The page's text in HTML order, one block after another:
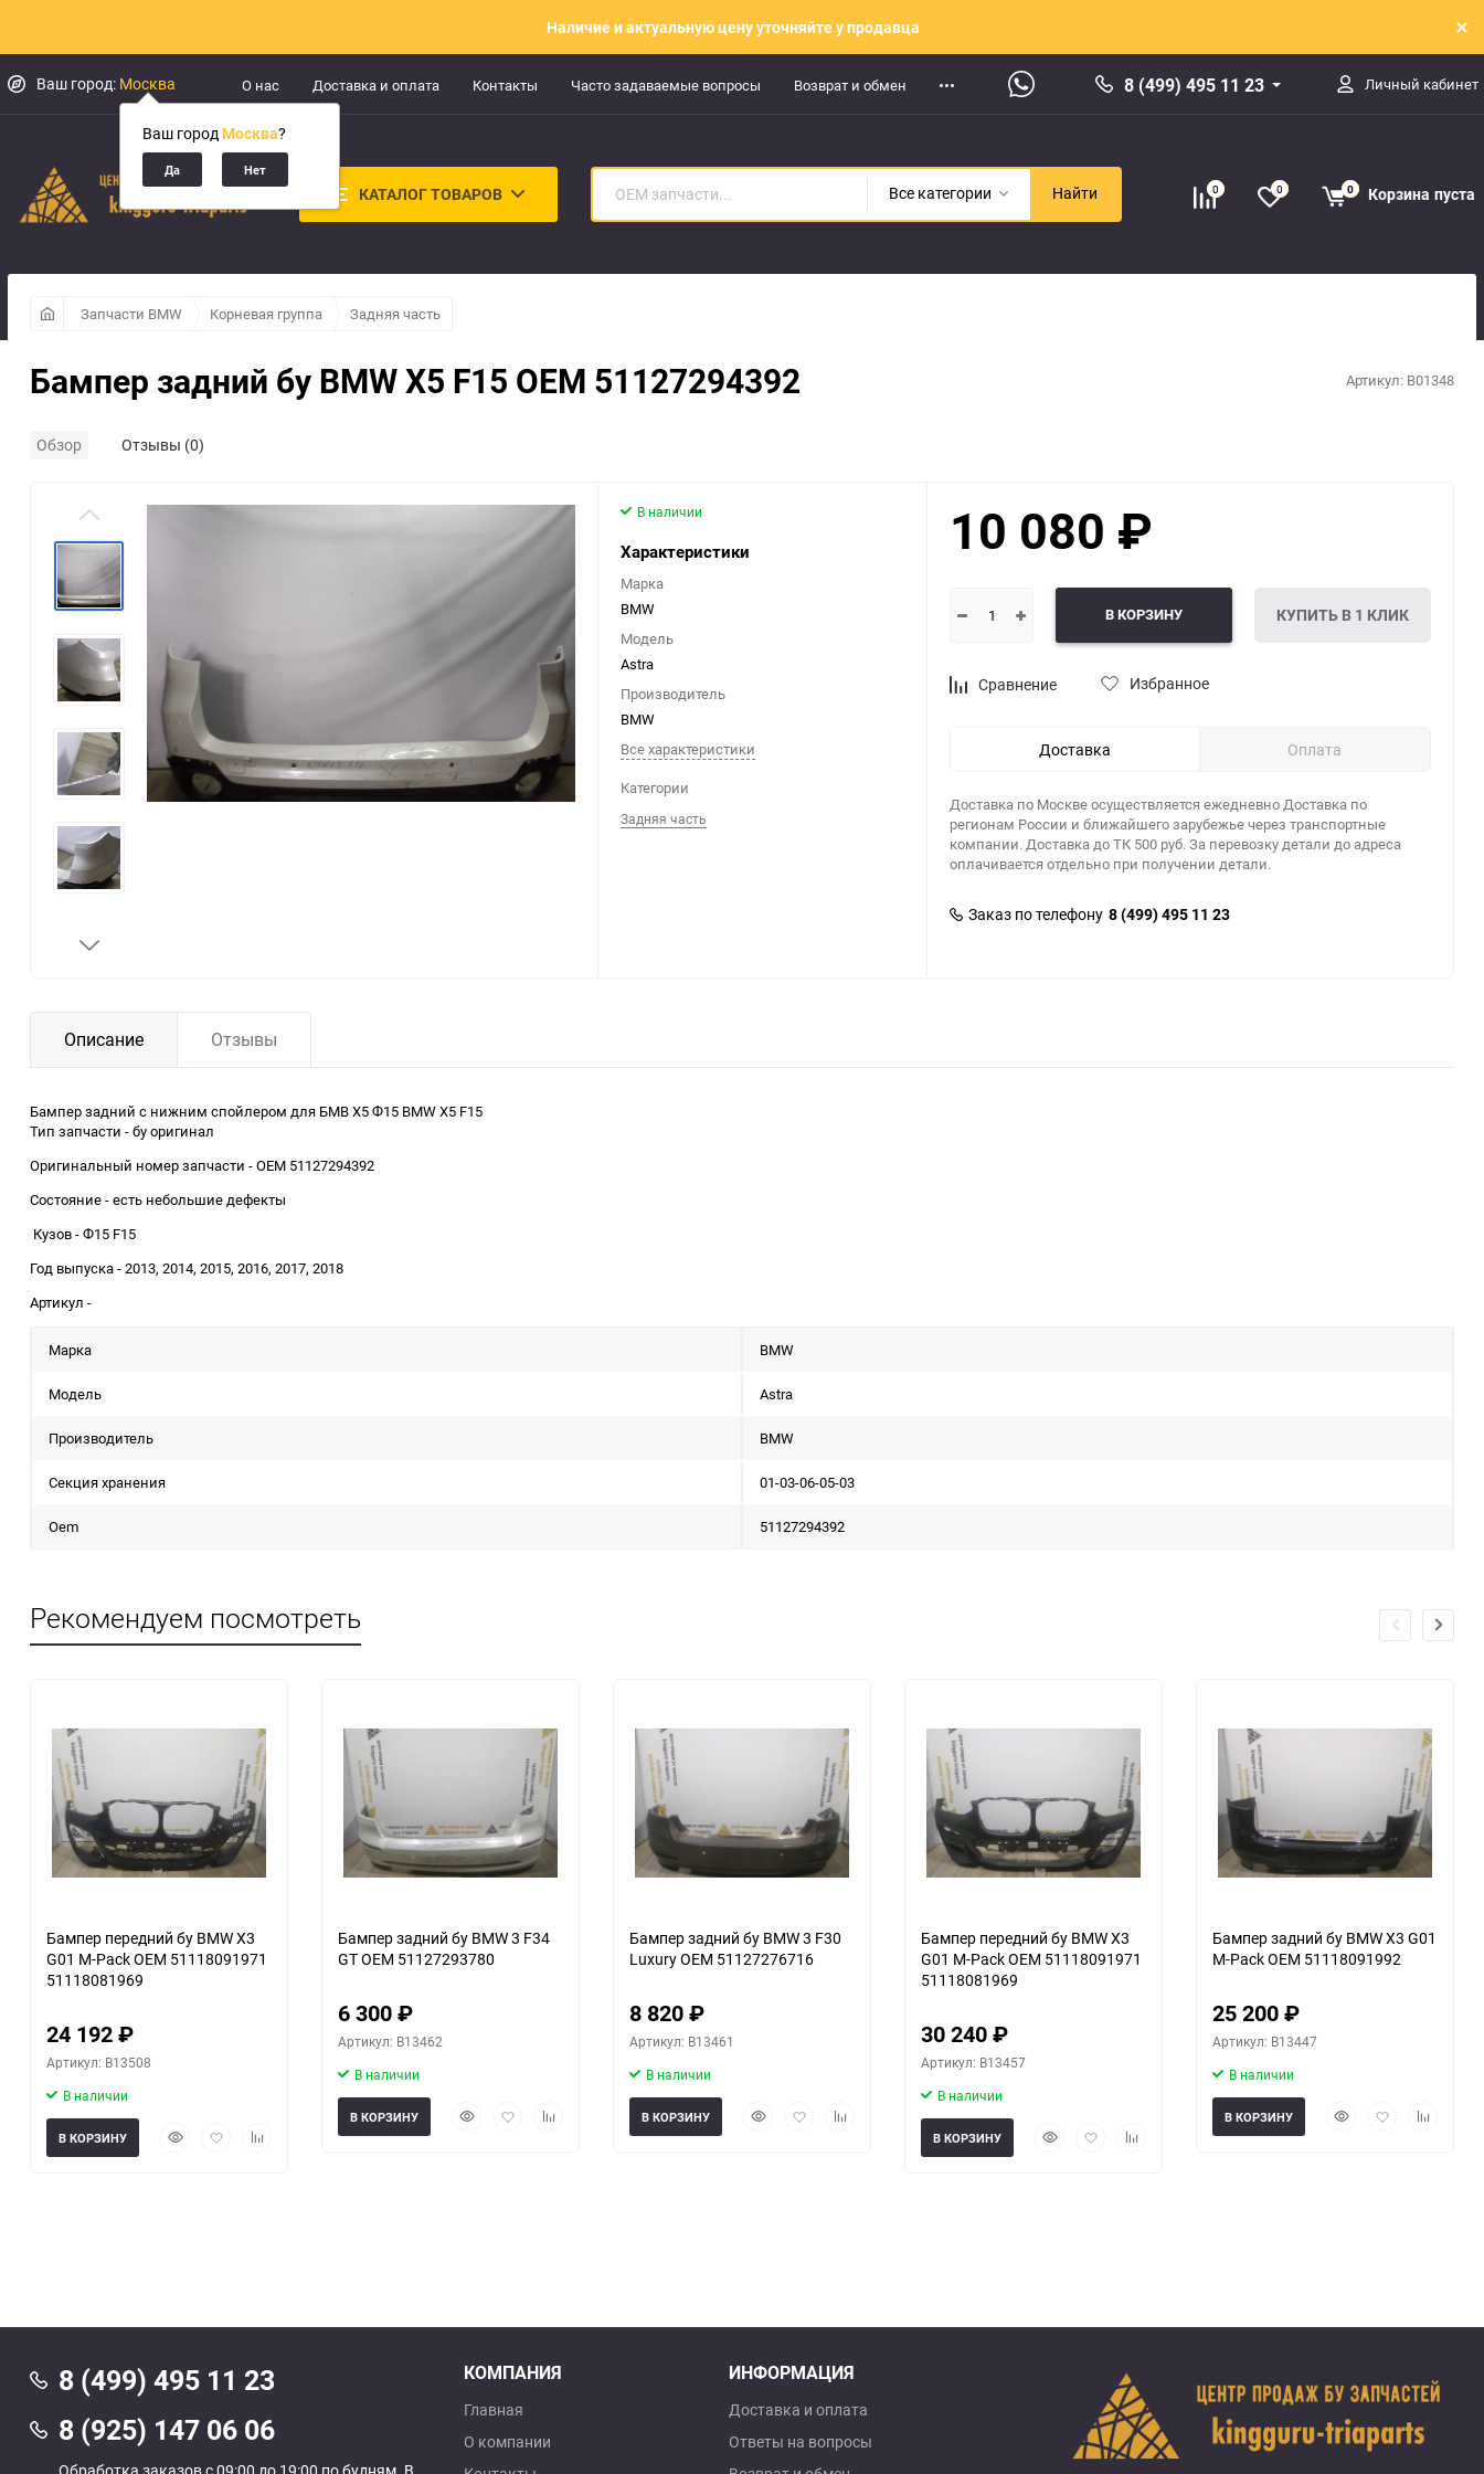
Наличие и актуальную цену уточняйте у продавца
Ваш город: Москва
Ваш город Москва?
О нас Доставка и оплата Контакты Часто задаваемые вопросы Возврат и обмен 8 (499) 495 11 23 Личный кабинет
КАТАЛОГ ТОВАРОВ Все категории Найти 0 0 0 Корзина пуста
Запчасти BMW Корневая группа Задняя часть
Бампер задний бу BMW X5 F15 OEM 51127294392 Артикул: B01348
Обзор Отзывы (0)
В наличии
Характеристики
Марка
BMW
Модель
Astra
Производитель
BMW
Все характеристики
Категории
Задняя часть
10 080 ₽
В КОРЗИНУ КУПИТЬ В 1 КЛИК
Сравнение Избранное
Доставка Оплата
Доставка по Москве осуществляется ежедневно Доставка по
регионам России и ближайшего зарубежье через транспортные
компании. Доставка до ТК 500 руб. За перевозку детали до адреса
оплачивается отдельно при получении детали.
Заказ по телефону 8 (499) 495 11 23
Описание Отзывы
Бампер задний с нижним спойлером для БМВ Х5 Ф15 BMW X5 F15
Тип запчасти - бу оригинал
Оригинальный номер запчасти - OEM 51127294392
Состояние - есть небольшие дефекты
Кузов - Ф15 F15
Год выпуска - 2013, 2014, 2015, 2016, 2017, 2018
Артикул -
Марка BMW
Модель Astra
Производитель BMW
Секция хранения 01-03-06-05-03
Oem 51127294392
Рекомендуем посмотреть
еще 2 фото
Бампер передний бу BMW X3
G01 M-Pack OEM 51118091971
51118081969
24 192₽
Артикул: B13508
В наличии
БыстрыйДобавитьДобавить
В КОРЗИНУ
еще 3 фото
Бампер задний бу BMW 3 F34
GT OEM 51127293780
6 300₽
Артикул: B13462
В наличии
БыстрыйДобавитьДобавить
В КОРЗИНУ
еще 1 фото
Бампер задний бу BMW 3 F30
Luxury OEM 51127276716
8 820₽
Артикул: B13461
В наличии
БыстрыйДобавитьДобавить
В КОРЗИНУ
еще 1 фото
Бампер передний бу BMW X3
G01 M-Pack OEM 51118091971
51118081969
30 240₽
Артикул: B13457
В наличии
БыстрыйДобавитьДобавить
В КОРЗИНУ
еще 2 фото
Бампер задний бу BMW X3 G01
M-Pack OEM 51118091992
25 200₽
Артикул: B13447
В наличии
БыстрыйДобавитьДобавить
В КОРЗИНУ
8 (499) 495 11 23
8 (925) 147 06 06
КОМПАНИЯ
Главная
О компании
ИНФОРМАЦИЯ
Доставка и оплата
Ответы на вопросы